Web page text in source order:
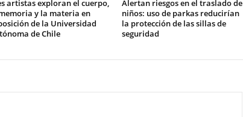
artistas exploran el cuerpo,
y la materia en
de la Universidad
de Chile
Alertan riesgos en el traslado de
niños: uso de parkas reducirían
la protección de las sillas de
seguridad